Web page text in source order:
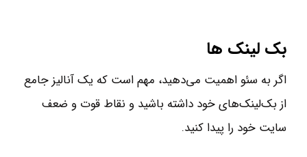
بک لینک ها
اگر به سئو اهمیت می‌دهید، مهم است که یک آنالیز جامع
از بک‌لینک‌های خود داشته باشید و نقاط قوت و ضعف
سایت خود را پیدا کنید.